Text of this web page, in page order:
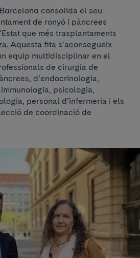
consolida el seu
de ronyó i pàncrees
que més trasplantaments
Aquesta fita s’aconsegueix
equip multidisciplinar en el
de cirurgia de
d’endocrinologia,
psicologia,
personal d’infermeria i els
de coordinació de